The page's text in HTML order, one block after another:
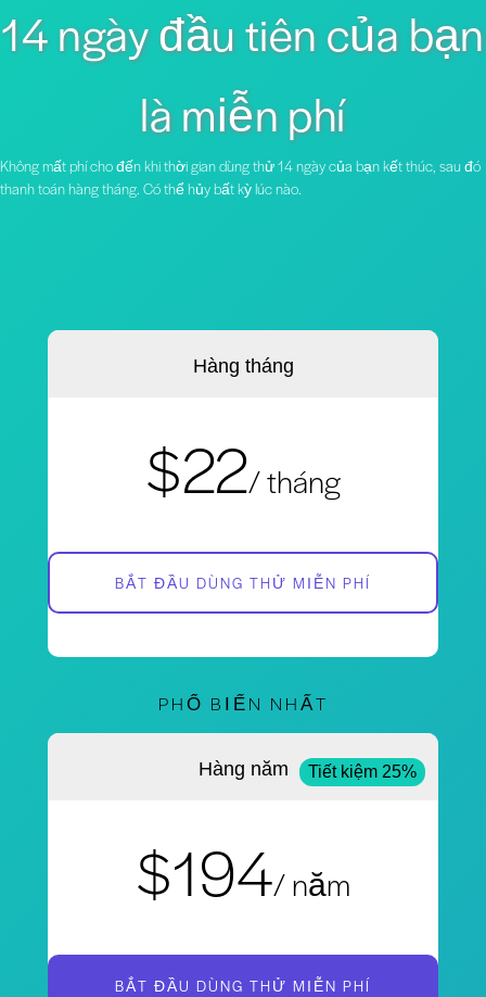
14 ngày đầu tiên của bạn
là miễn phí
Không mất phí cho đến khi thời gian dùng thử 14 ngày của bạn kết thúc, sau đó
thanh toán hàng tháng. Có thể hủy bất kỳ lúc nào.
Hàng tháng
$22/ tháng
BẮT ĐẦU DÙNG THỬ MIỄN PHÍ
PHỔ BIẾN NHẤT
Hàng năm Tiết kiệm 25%
$194/ năm
BẮT ĐẦU DÙNG THỬ MIỄN PHÍ